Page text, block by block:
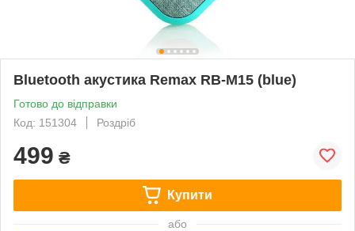
Bluetooth акустика Remax RB-M15 (blue)
Готово до відправки
Код: 151304
Роздріб
499 ₴
Купити
або